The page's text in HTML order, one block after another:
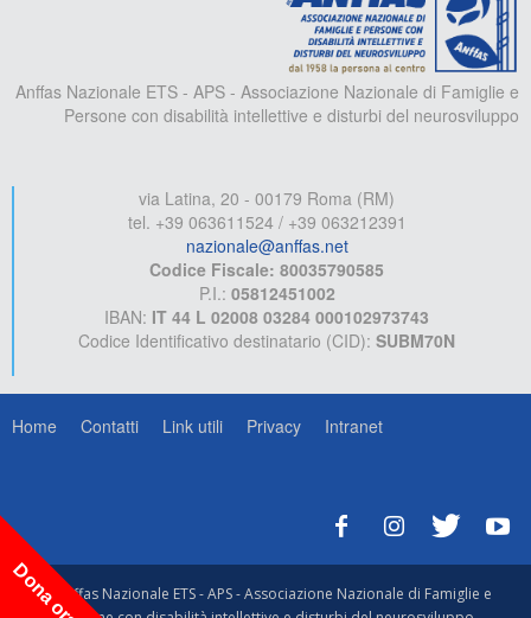
Anffas Nazionale ETS - APS - Associazione Nazionale di Famiglie e
Persone con disabilità intellettive e disturbi del neurosviluppo
via Latina, 20 - 00179 Roma (RM)
tel. +39 063611524 / +39 063212391
nazionale@anffas.net
Codice Fiscale: 80035790585
P.I.: 05812451002
IBAN: IT 44 L 02008 03284 000102973743
Codice Identificativo destinatario (CID): SUBM70N
Home Contatti Link utili Privacy Intranet
© Anffas Nazionale ETS - APS - Associazione Nazionale di Famiglie e
Dona ora!